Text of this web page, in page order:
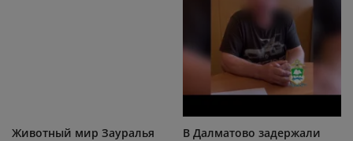
Животный мир Зауралья
В Далматово задержали